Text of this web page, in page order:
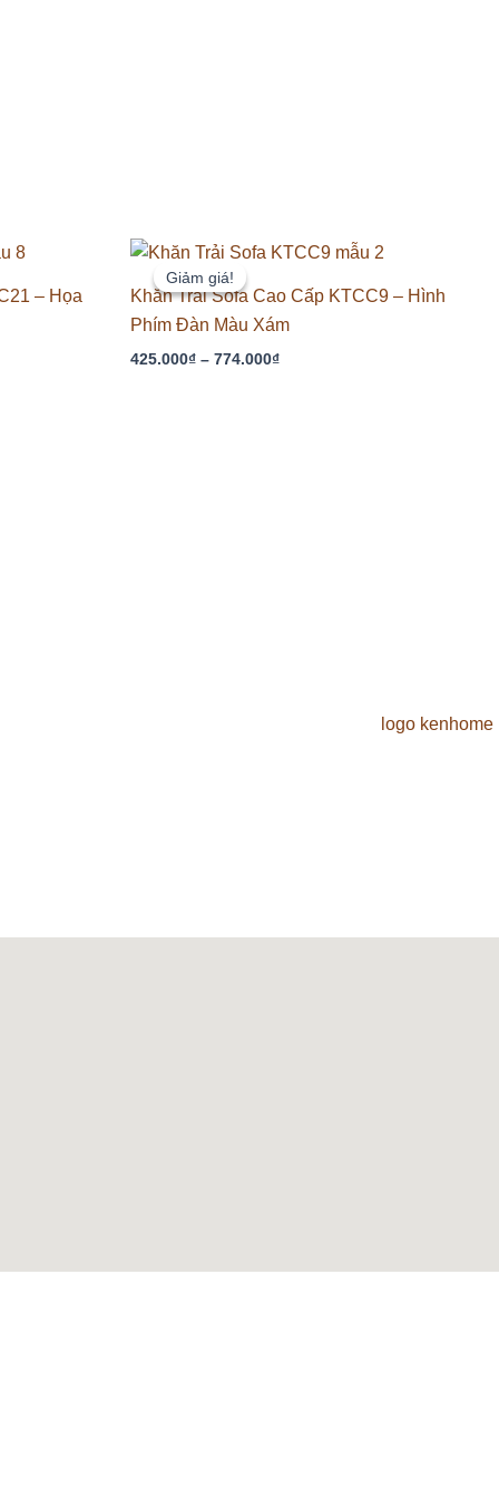
– Họa
Giảm giá!
Giảm giá!
Khăn Trải Sofa Cao Cấp KTCC9 – Hình
Phím Đàn Màu Xám
425.000₫ – 774.000₫
Khoảng
từ
425.000₫
đến